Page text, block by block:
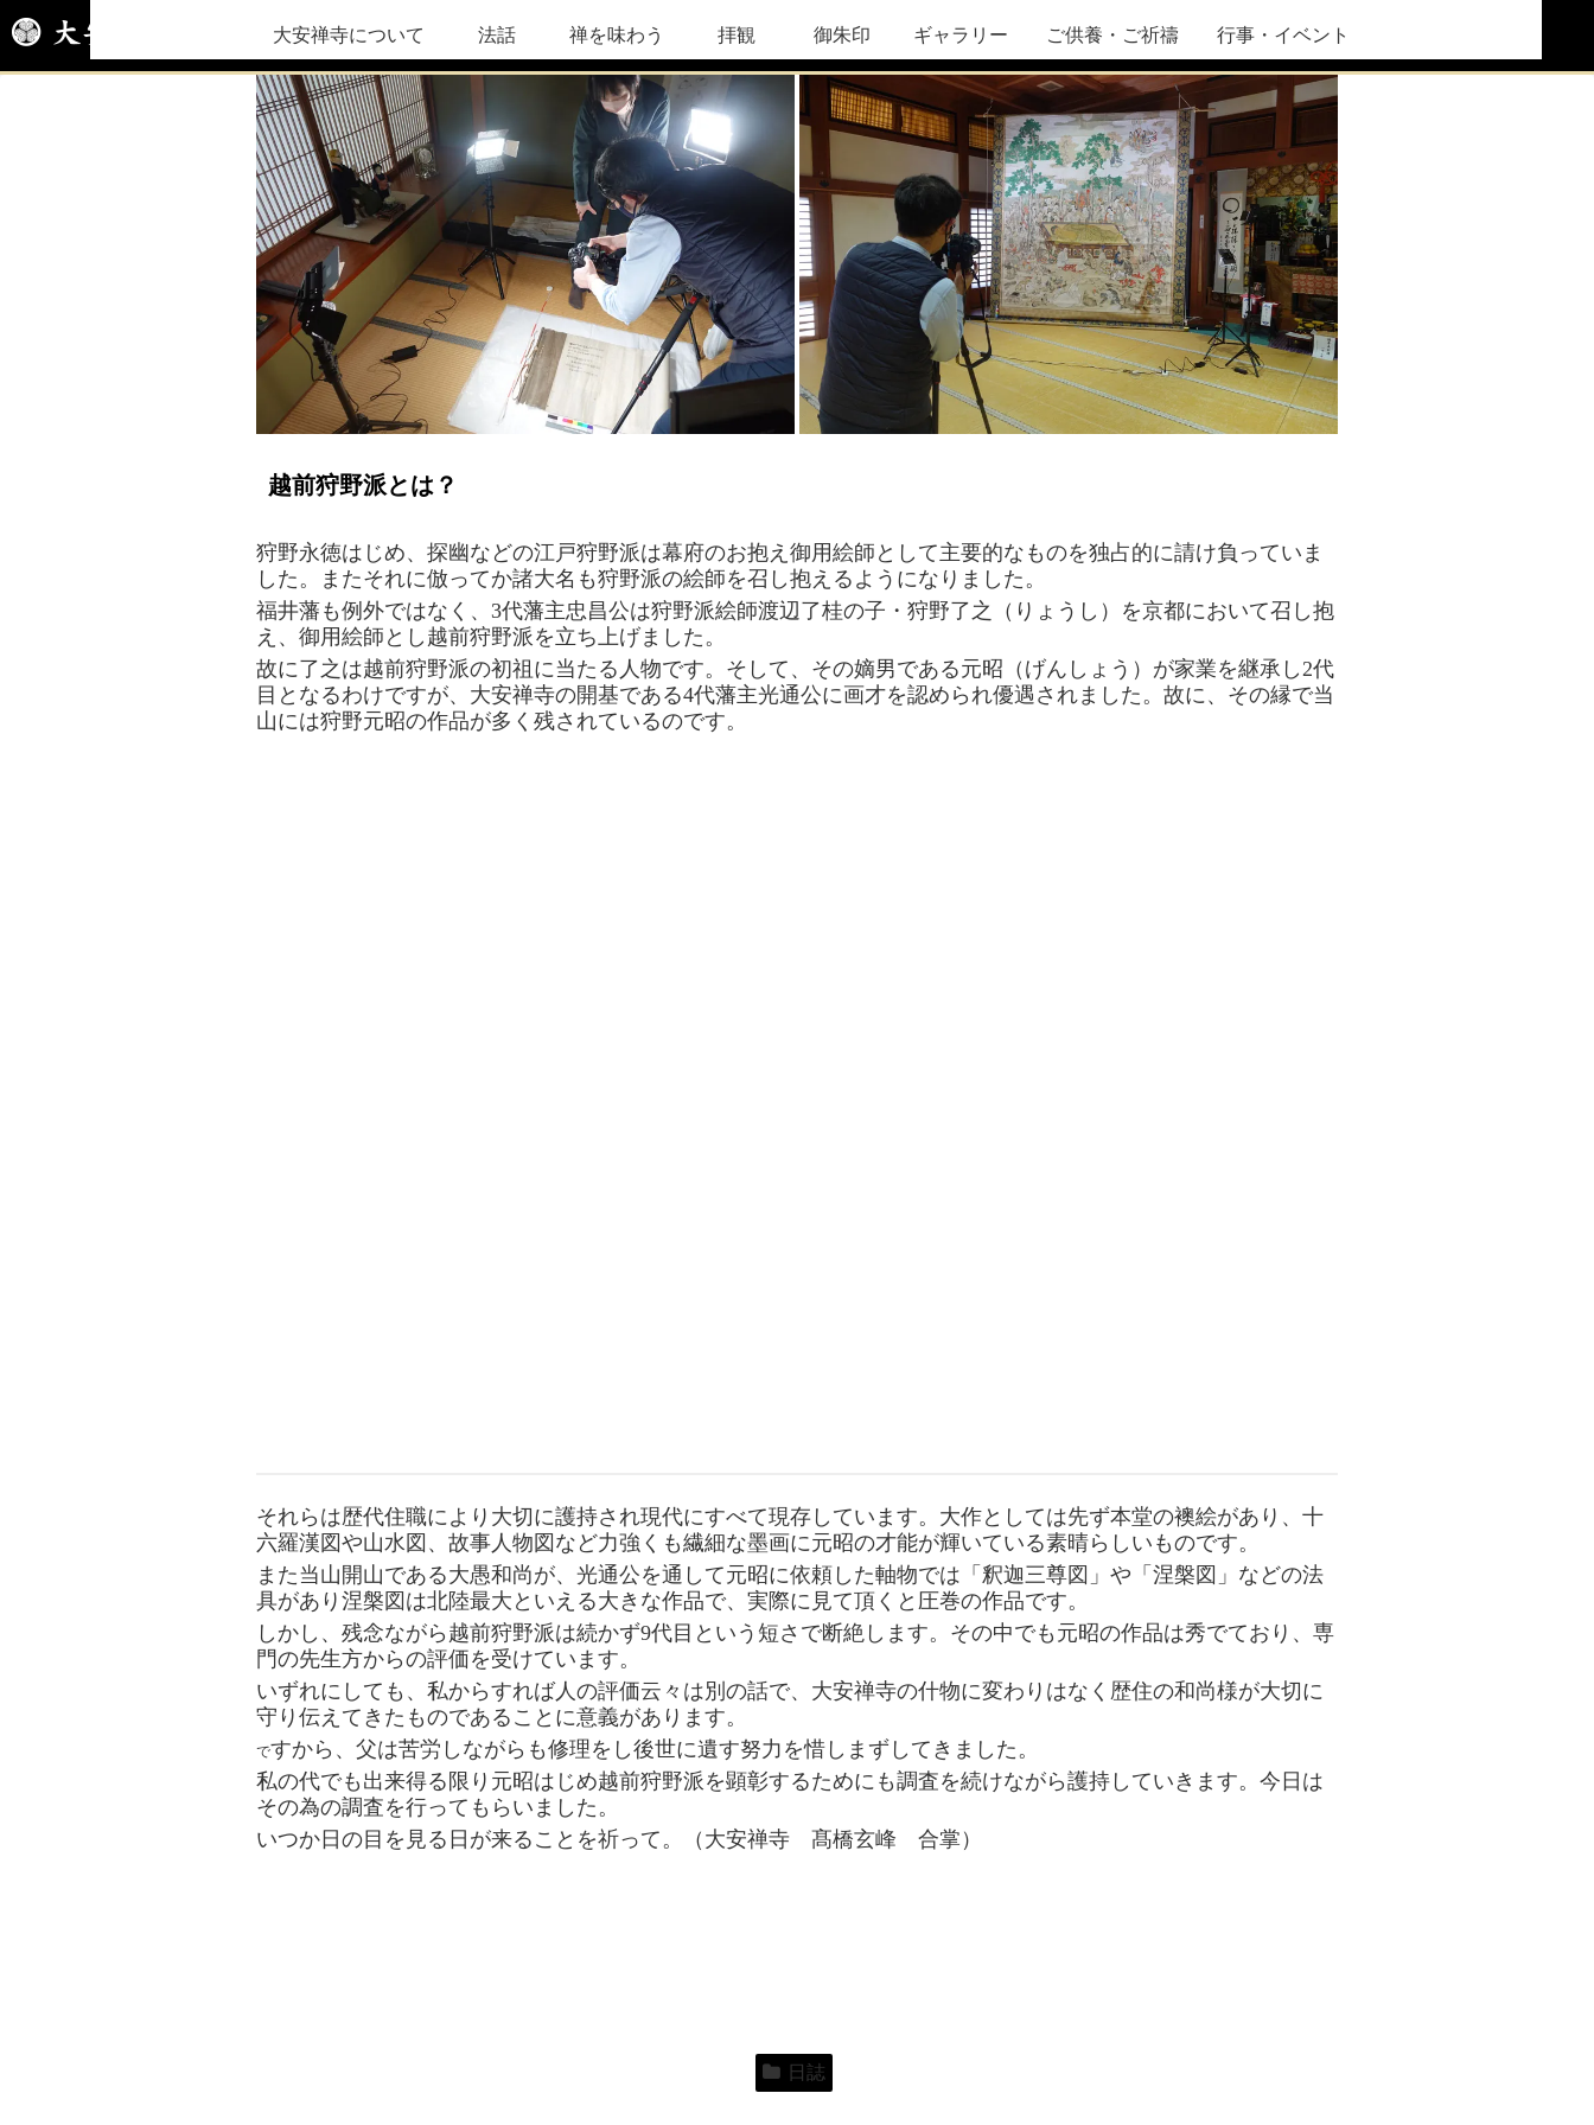
大安禅寺について 法話 禅を味わう 拝観 御朱印 ギャラリー ご供養・ご祈禱 行事・イベント
越前狩野派とは？
狩野永徳はじめ、探幽などの江戸狩野派は幕府のお抱え御用絵師として主要的なものを独占的に請け負っていま
した。またそれに倣ってか諸大名も狩野派の絵師を召し抱えるようになりました。
福井藩も例外ではなく、3代藩主忠昌公は狩野派絵師渡辺了桂の子・狩野了之（りょうし）を京都において召し抱
え、御用絵師とし越前狩野派を立ち上げました。
故に了之は越前狩野派の初祖に当たる人物です。そして、その嫡男である元昭（げんしょう）が家業を継承し2代
目となるわけですが、大安禅寺の開基である4代藩主光通公に画才を認められ優遇されました。故に、その縁で当
山には狩野元昭の作品が多く残されているのです。
それらは歴代住職により大切に護持され現代にすべて現存しています。大作としては先ず本堂の襖絵があり、十
六羅漢図や山水図、故事人物図など力強くも繊細な墨画に元昭の才能が輝いている素晴らしいものです。
また当山開山である大愚和尚が、光通公を通して元昭に依頼した軸物では「釈迦三尊図」や「涅槃図」などの法
具があり涅槃図は北陸最大といえる大きな作品で、実際に見て頂くと圧巻の作品です。
しかし、残念ながら越前狩野派は続かず9代目という短さで断絶します。その中でも元昭の作品は秀でており、専
門の先生方からの評価を受けています。
いずれにしても、私からすれば人の評価云々は別の話で、大安禅寺の什物に変わりはなく歴住の和尚様が大切に
守り伝えてきたものであることに意義があります。
ですから、父は苦労しながらも修理をし後世に遺す努力を惜しまずしてきました。
私の代でも出来得る限り元昭はじめ越前狩野派を顕彰するためにも調査を続けながら護持していきます。今日は
その為の調査を行ってもらいました。
いつか日の目を見る日が来ることを祈って。（大安禅寺 髙橋玄峰 合掌）
日誌